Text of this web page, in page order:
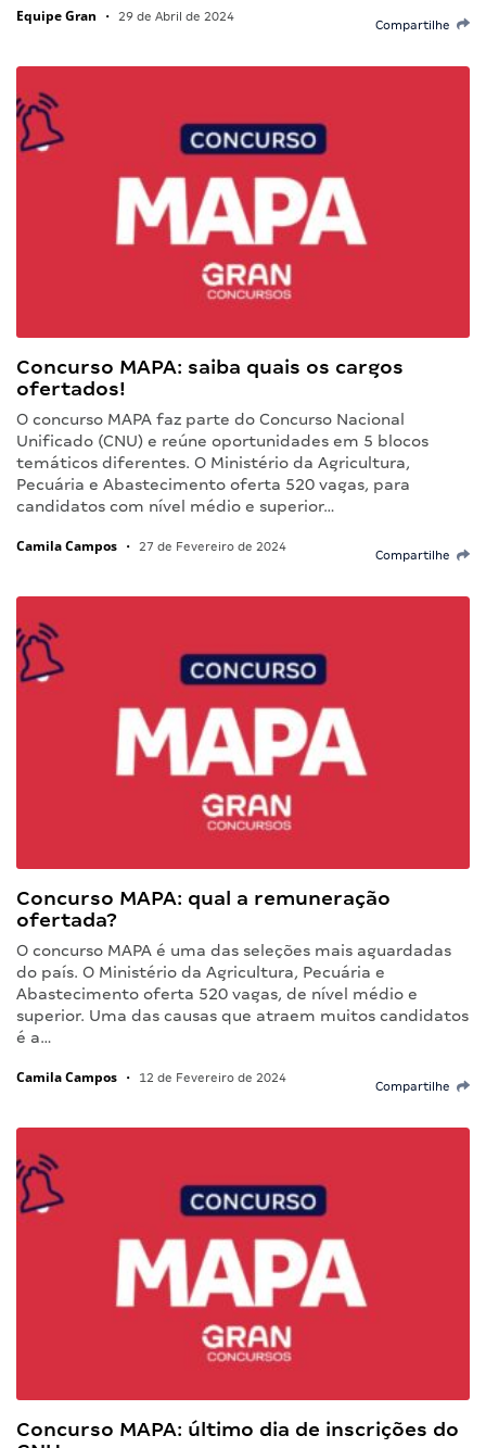
Equipe Gran • 29 de Abril de 2024
Compartilhe
Concurso MAPA: saiba quais os cargos
ofertados!
O concurso MAPA faz parte do Concurso Nacional
Unificado (CNU) e reúne oportunidades em 5 blocos
temáticos diferentes. O Ministério da Agricultura,
Pecuária e Abastecimento oferta 520 vagas, para
candidatos com nível médio e superior…
Camila Campos • 27 de Fevereiro de 2024
Compartilhe
Concurso MAPA: qual a remuneração
ofertada?
O concurso MAPA é uma das seleções mais aguardadas
do país. O Ministério da Agricultura, Pecuária e
Abastecimento oferta 520 vagas, de nível médio e
superior. Uma das causas que atraem muitos candidatos
é a…
Camila Campos • 12 de Fevereiro de 2024
Compartilhe
Concurso MAPA: último dia de inscrições do